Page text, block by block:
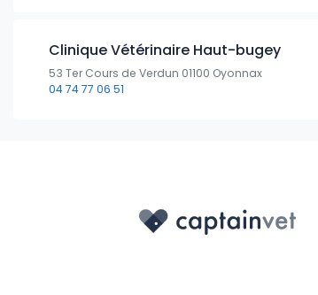
Clinique Vétérinaire Haut-bugey
53 Ter Cours de Verdun 01100 Oyonnax
04 74 77 06 51